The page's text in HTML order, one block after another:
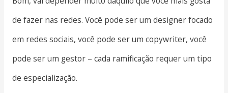
de fazer nas redes. Você pode ser um designer focado
em redes sociais, você pode ser um copywriter, você
pode ser um gestor – cada ramificação requer um tipo
de especialização.